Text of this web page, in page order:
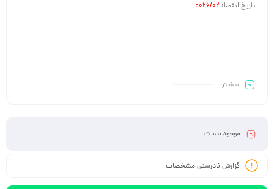
تاریخ انقضا: 2026/02
بیشـتر
موجود نیست
گزارش نادرستی مشخصات